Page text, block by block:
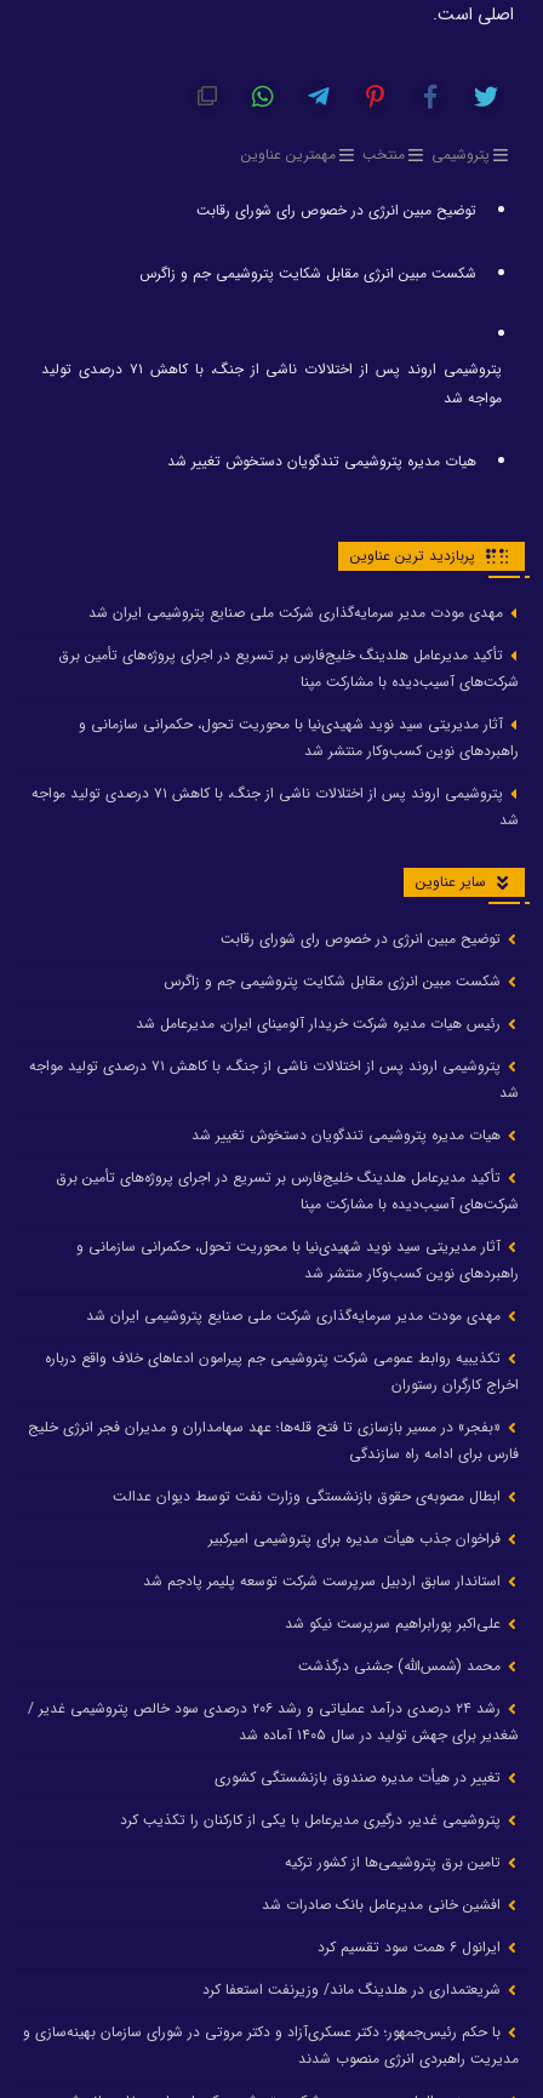
اصلی است.
پتروشیمی منتخب مهمترین عناوین
توضیح مبین انرژی در خصوص رای شورای رقابت
شکست مبین انرژی مقابل شکایت پتروشیمی جم و زاگرس
پتروشیمی اروند پس از اختلالات ناشی از جنگ، با کاهش ۷۱ درصدی تولید
مواجه شد
هیات مدیره پتروشیمی تندگویان دستخوش تغییر شد
پربازدید ترین عناوین
مهدی مودت مدیر سرمایه‌گذاری شرکت ملی صنایع پتروشیمی ایران شد
تأکید مدیرعامل هلدینگ خلیج‌فارس بر تسریع در اجرای پروژه‌های تأمین برق
شرکت‌های آسیب‌دیده با مشارکت مپنا
آثار مدیریتی سید نوید شهیدی‌نیا با محوریت تحول، حکمرانی سازمانی و
راهبردهای نوین کسب‌وکار منتشر شد
پتروشیمی اروند پس از اختلالات ناشی از جنگ، با کاهش ۷۱ درصدی تولید مواجه
شد
سایر عناوین
توضیح مبین انرژی در خصوص رای شورای رقابت
شکست مبین انرژی مقابل شکایت پتروشیمی جم و زاگرس
رئیس هیات مدیره شرکت خریدار آلومینای ایران، مدیرعامل شد
پتروشیمی اروند پس از اختلالات ناشی از جنگ، با کاهش ۷۱ درصدی تولید مواجه
شد
هیات مدیره پتروشیمی تندگویان دستخوش تغییر شد
تأکید مدیرعامل هلدینگ خلیج‌فارس بر تسریع در اجرای پروژه‌های تأمین برق
شرکت‌های آسیب‌دیده با مشارکت مپنا
آثار مدیریتی سید نوید شهیدی‌نیا با محوریت تحول، حکمرانی سازمانی و
راهبردهای نوین کسب‌وکار منتشر شد
مهدی مودت مدیر سرمایه‌گذاری شرکت ملی صنایع پتروشیمی ایران شد
تکذیبیه روابط عمومی شرکت پتروشیمی جم پیرامون ادعاهای خلاف واقع درباره
اخراج کارگران رستوران
«بفجر» در مسیر بازسازی تا فتح قله‌ها؛ عهد سهامداران و مدیران فجر انرژی خلیج
فارس برای ادامه راه سازندگی
ابطال مصوبه‌ی حقوق بازنشستگی وزارت نفت توسط دیوان عدالت
فراخوان جذب هیأت مدیره برای پتروشیمی امیرکبیر
استاندار سابق اردبیل سرپرست شرکت توسعه پلیمر پادجم شد
علی‌اکبر پورابراهیم سرپرست نیکو شد
محمد (شمس‌الله) جشنی درگذشت
رشد ۲۴ درصدی درآمد عملیاتی و رشد ۲۰۶ درصدی سود خالص پتروشیمی غدیر /
شغدیر برای جهش تولید در سال ۱۴۰۵ آماده شد
تغییر در هیأت مدیره صندوق بازنشستگی کشوری
پتروشیمی غدیر، درگیری مدیرعامل با یکی از کارکنان را تکذیب کرد
تامین برق پتروشیمی‌ها از کشور ترکیه
افشین خانی مدیرعامل بانک صادرات شد
ایرانول ۶ همت سود تقسیم کرد
شریعتمداری در هلدینگ ماند/ وزیرنفت استعفا کرد
با حکم رئیس‌جمهور؛ دکتر عسکری‌آزاد و دکتر مروتی در شورای سازمان بهینه‌سازی و
مدیریت راهبردی انرژی منصوب شدند